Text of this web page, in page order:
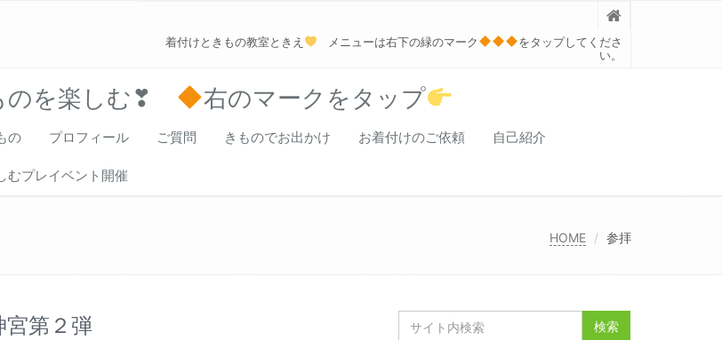
着付けときもの教室ときえ メニューは右下の緑のマーク
をタップしてくださ
い。
のを楽しむ❣ 右のマークをタップ
の プロフィール ご質問 きものでお出かけ お着付けのご依頼 自己紹介
むプレイベント開催
HOME 参拝
宮第２弾